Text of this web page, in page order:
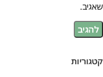
שאגיב.
קטגוריות